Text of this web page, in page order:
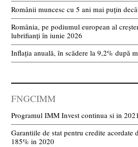
Românii muncesc cu 5 ani mai puțin
România, pe podiumul european al
lubrifianți în iunie 2026
Inflația anuală, în scădere la 9,2% după
FNGCIMM
Programul IMM Invest continua si in 2021
Garantiile de stat pentru credite acordate
185% in 2020